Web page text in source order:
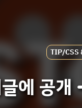
TIP/CSS
에 공